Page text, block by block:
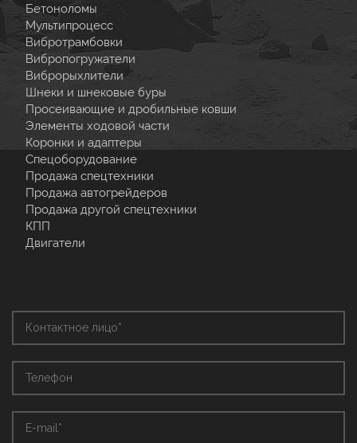
Бетоноломы
Мультипроцесс
Вибротрамбовки
Вибропогружатели
Виброрыхлители
Шнеки и шнековые буры
Просеивающие и дробильные ковши
Элементы ходовой части
Коронки и адаптеры
Спецоборудование
Продажа спецтехники
Продажа автогрейдеров
Продажа другой спецтехники
КПП
Двигатели